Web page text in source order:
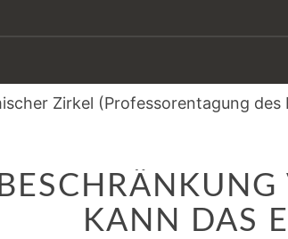
KANN DAS